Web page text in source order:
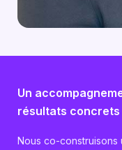
Un
résultats concrets
Nous co-construisons